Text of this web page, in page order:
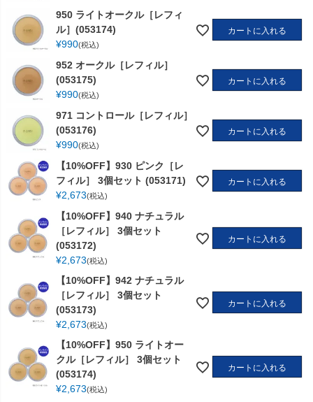
950 ライトオークル［レフィ
ル］(053174)
¥990 税込
カートに入れる
952 オークル［レフィル］
(053175)
¥990 税込
カートに入れる
971 コントロール［レフィル］
(053176)
¥990 税込
カートに入れる
【10%OFF】930 ピンク［レ
フィル］ 3個セット (053171)
¥2,673 税込
カートに入れる
【10%OFF】940 ナチュラル
［レフィル］ 3個セット
(053172)
¥2,673 税込
カートに入れる
【10%OFF】942 ナチュラル
［レフィル］ 3個セット
(053173)
¥2,673 税込
カートに入れる
【10%OFF】950 ライトオー
クル［レフィル］ 3個セット
(053174)
¥2,673 税込
カートに入れる